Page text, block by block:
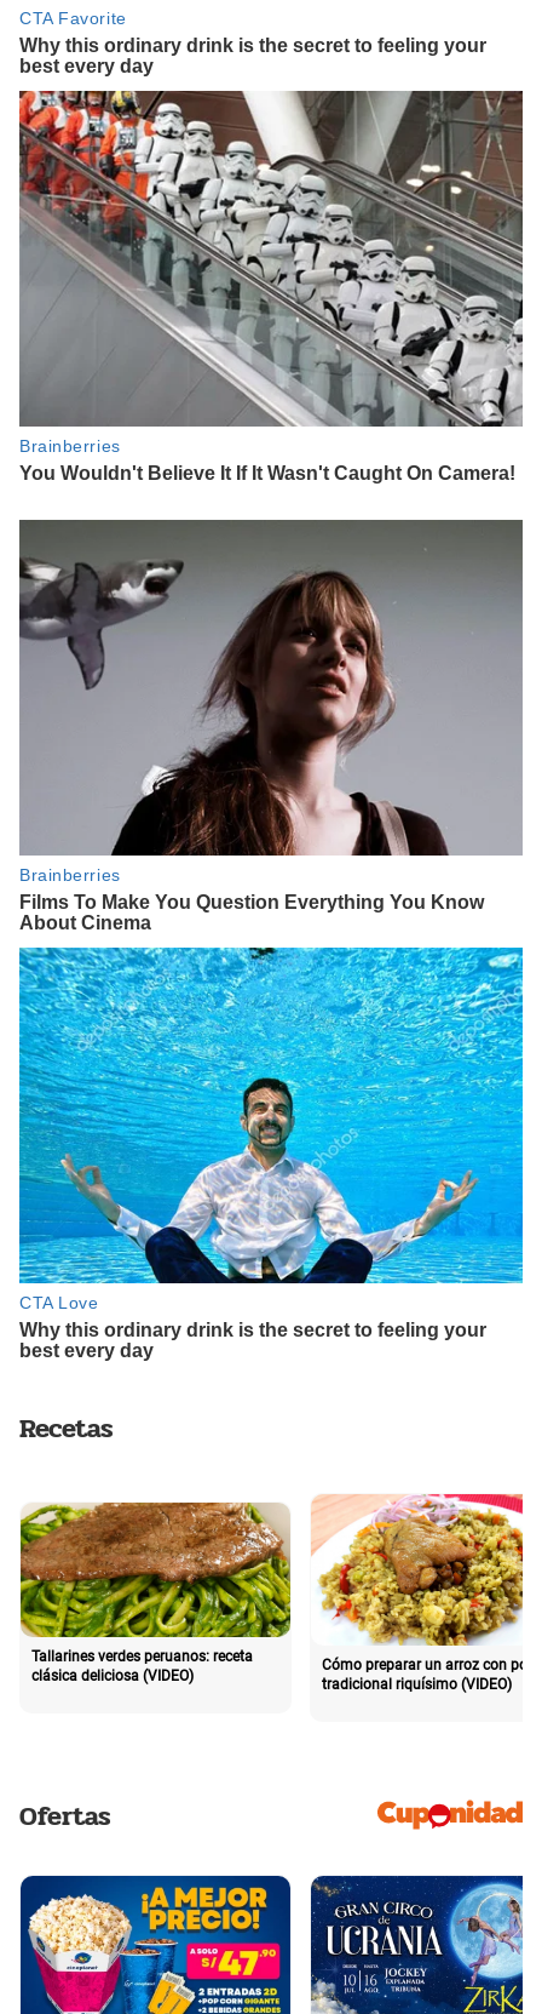
Recetas
Tallarines verdes peruanos: receta
clásica deliciosa (VIDEO)
Cómo preparar un arroz con pollo
tradicional riquísimo (VIDEO)
Ofertas